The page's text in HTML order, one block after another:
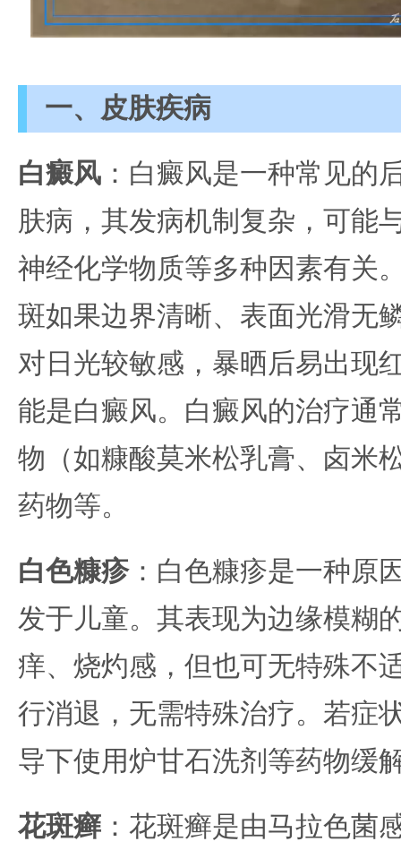
一、皮肤疾病
白癜风 ：白癜风是一种常见的
肤病，其发病机制复杂，可能
神经化学物质等多种因素有关
斑如果边界清晰、表面光滑无
对日光较敏感，暴晒后易出现
能是白癜风。白癜风的治疗通
物（如糠酸莫米松乳膏、卤米
药物等。
白色糠疹：白色糠疹是一种原
发于儿童。其表现为边缘模糊
痒、烧灼感，但也可无特殊不
行消退，无需特殊治疗。若症
导下使用炉甘石洗剂等药物缓
花斑癣 ：花斑癣是由马拉色菌